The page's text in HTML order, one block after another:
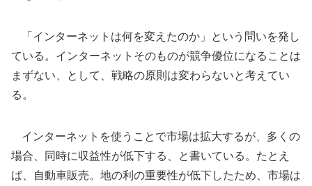
「インターネットは何を変えたのか」という問いを発し
ている。インターネットそのものが競争優位になることは
まずない、として、戦略の原則は変わらないと考えてい
る。
インターネットを使うことで市場は拡大するが、多くの
場合、同時に収益性が低下する、と書いている。たとえ
ば、自動車販売。地の利の重要性が低下したため、市場は